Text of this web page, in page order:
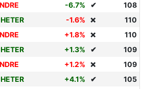
-6.7% ✔
108
-1.6% ❌
110
+1.8% ❌
110
+1.3% ✔
109
+1.2% ❌
109
+4.1% ✔
105